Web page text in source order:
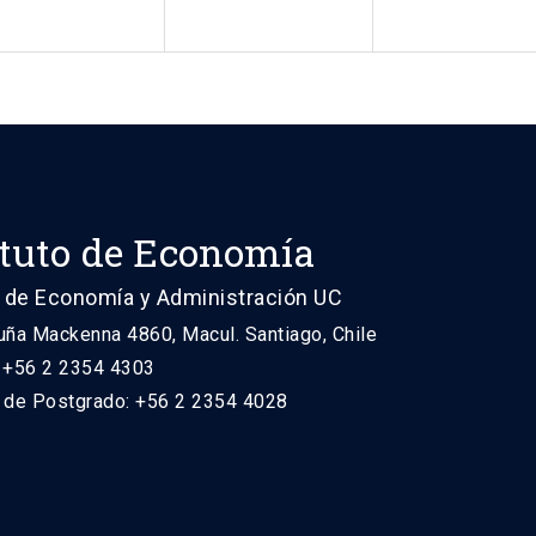
de Economía
Economía y Administración UC
Mackenna 4860, Macul. Santiago, Chile
2 2354 4303
Postgrado: +56 2 2354 4028